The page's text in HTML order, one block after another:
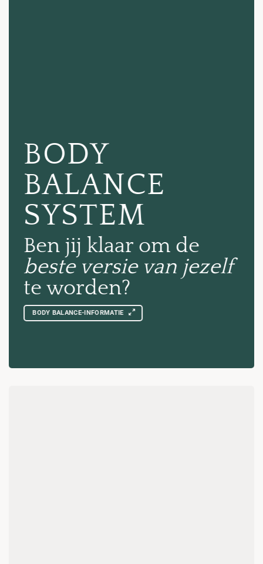
BODY
BALANCE
SYSTEM
Ben jij klaar om de
beste versie van jezelf
te worden?
BODY BALANCE-INFORMATIE